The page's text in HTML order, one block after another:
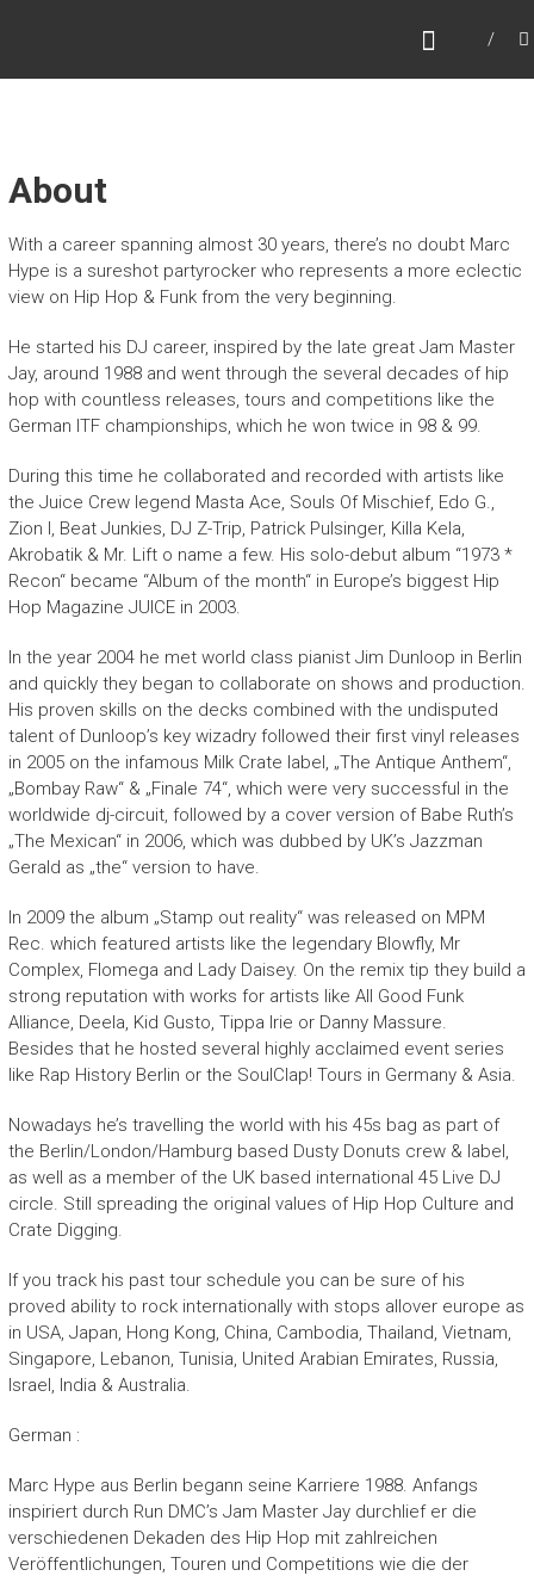
About
With a career spanning almost 30 years, there’s no doubt Marc
Hype is a sureshot partyrocker who represents a more eclectic
view on Hip Hop & Funk from the very beginning.
He started his DJ career, inspired by the late great Jam Master
Jay, around 1988 and went through the several decades of hip
hop with countless releases, tours and competitions like the
German ITF championships, which he won twice in 98 & 99.
During this time he collaborated and recorded with artists like
the Juice Crew legend Masta Ace, Souls Of Mischief, Edo G.,
Zion I, Beat Junkies, DJ Z-Trip, Patrick Pulsinger, Killa Kela,
Akrobatik & Mr. Lift o name a few. His solo-debut album “1973 *
Recon“ became “Album of the month“ in Europe’s biggest Hip
Hop Magazine JUICE in 2003.
In the year 2004 he met world class pianist Jim Dunloop in Berlin
and quickly they began to collaborate on shows and production.
His proven skills on the decks combined with the undisputed
talent of Dunloop’s key wizadry followed their first vinyl releases
in 2005 on the infamous Milk Crate label, „The Antique Anthem“,
„Bombay Raw“ & „Finale 74“, which were very successful in the
worldwide dj-circuit, followed by a cover version of Babe Ruth’s
„The Mexican“ in 2006, which was dubbed by UK’s Jazzman
Gerald as „the“ version to have.
In 2009 the album „Stamp out reality“ was released on MPM
Rec. which featured artists like the legendary Blowfly, Mr
Complex, Flomega and Lady Daisey. On the remix tip they build a
strong reputation with works for artists like All Good Funk
Alliance, Deela, Kid Gusto, Tippa Irie or Danny Massure.
Besides that he hosted several highly acclaimed event series
like Rap History Berlin or the SoulClap! Tours in Germany & Asia.
Nowadays he’s travelling the world with his 45s bag as part of
the Berlin/London/Hamburg based Dusty Donuts crew & label,
as well as a member of the UK based international 45 Live DJ
circle. Still spreading the original values of Hip Hop Culture and
Crate Digging.
If you track his past tour schedule you can be sure of his
proved ability to rock internationally with stops allover europe as
in USA, Japan, Hong Kong, China, Cambodia, Thailand, Vietnam,
Singapore, Lebanon, Tunisia, United Arabian Emirates, Russia,
Israel, India & Australia.
German :
Marc Hype aus Berlin begann seine Karriere 1988. Anfangs
inspiriert durch Run DMC’s Jam Master Jay durchlief er die
verschiedenen Dekaden des Hip Hop mit zahlreichen
Veröffentlichungen, Touren und Competitions wie die der